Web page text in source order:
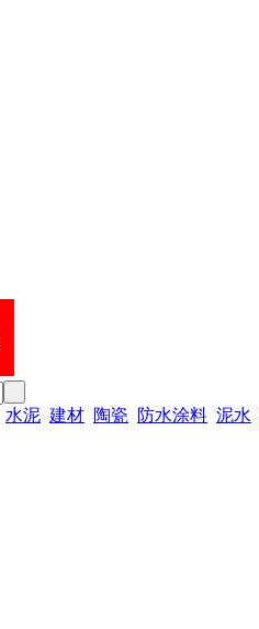
水泥 建材 陶瓷 防水涂料 泥水